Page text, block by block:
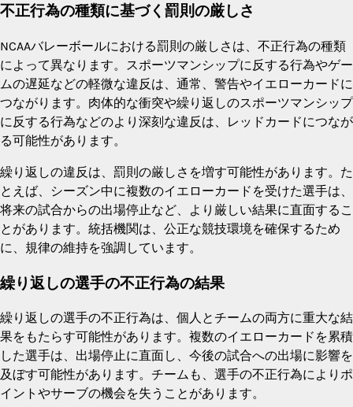
不正行為の種類に基づく罰則の厳しさ
NCAAバレーボールにおける罰則の厳しさは、不正行為の種類
によって異なります。スポーツマンシップに反する行為やゲー
ムの遅延などの軽微な違反は、通常、警告やイエローカードに
つながります。肉体的な衝突や繰り返しのスポーツマンシップ
に反する行為などのより深刻な違反は、レッドカードにつなが
る可能性があります。
繰り返しの違反は、罰則の厳しさを増す可能性があります。た
とえば、シーズン中に複数のイエローカードを受けた選手は、
将来の試合からの出場停止など、より厳しい結果に直面するこ
とがあります。統括機関は、公正な競技環境を確保するため
に、規律の維持を強調しています。
繰り返しの選手の不正行為の結果
繰り返しの選手の不正行為は、個人とチームの両方に重大な結
果をもたらす可能性があります。複数のイエローカードを累積
した選手は、出場停止に直面し、今後の試合への出場に影響を
及ぼす可能性があります。チームも、選手の不正行為によりポ
イントやサーブの機会を失うことがあります。